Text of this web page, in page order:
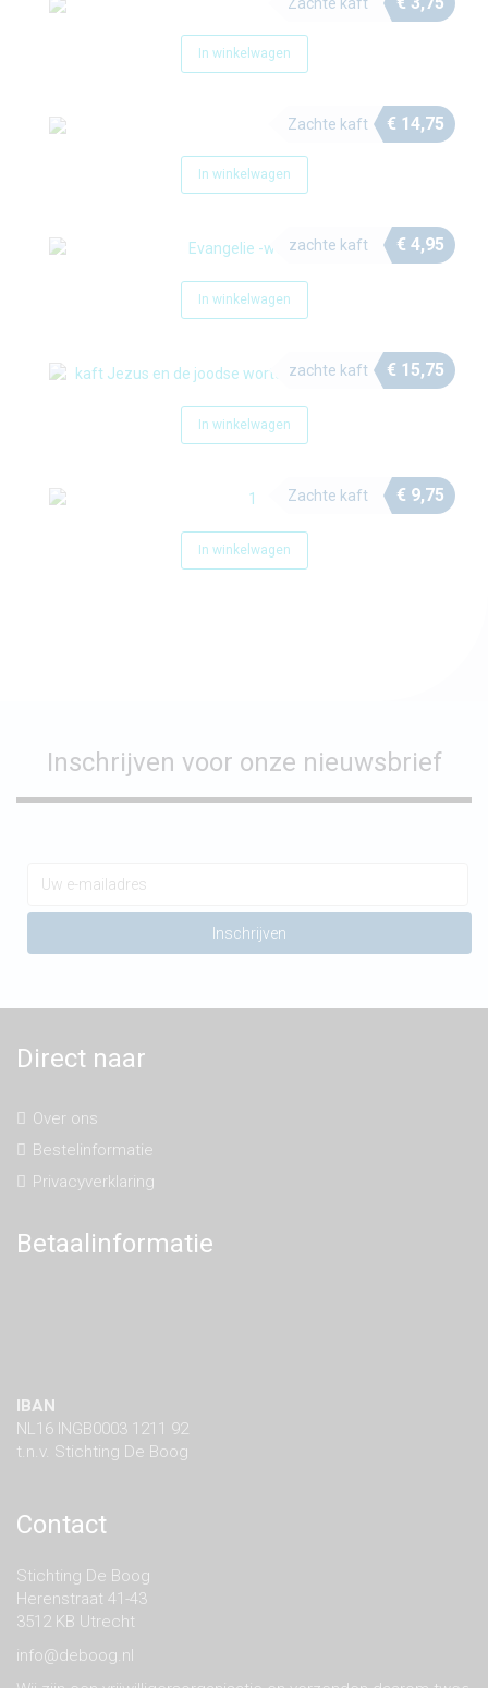
In winkelwagen
€ 14,75
Zachte kaft
In winkelwagen
€ 4,95
zachte kaft
In winkelwagen
€ 15,75
zachte kaft
In winkelwagen
€ 9,75
Zachte kaft
In winkelwagen
Inschrijven voor onze nieuwsbrief
Direct naar
Over ons
Bestelinformatie
Privacyverklaring
Betaalinformatie
IBAN
NL16 INGB0003 1211 92
t.n.v. Stichting De Boog
Contact
Stichting De Boog
Herenstraat 41-43
3512 KB Utrecht
info@deboog.nl